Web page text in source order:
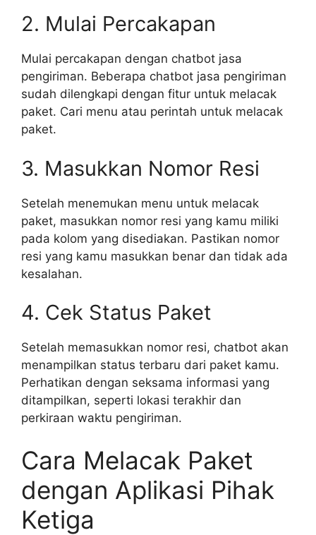
2. Mulai Percakapan
Mulai percakapan dengan chatbot jasa
pengiriman. Beberapa chatbot jasa pengiriman
sudah dilengkapi dengan fitur untuk melacak
paket. Cari menu atau perintah untuk melacak
paket.
3. Masukkan Nomor Resi
Setelah menemukan menu untuk melacak
paket, masukkan nomor resi yang kamu miliki
pada kolom yang disediakan. Pastikan nomor
resi yang kamu masukkan benar dan tidak ada
kesalahan.
4. Cek Status Paket
Setelah memasukkan nomor resi, chatbot akan
menampilkan status terbaru dari paket kamu.
Perhatikan dengan seksama informasi yang
ditampilkan, seperti lokasi terakhir dan
perkiraan waktu pengiriman.
Cara Melacak Paket
dengan Aplikasi Pihak
Ketiga